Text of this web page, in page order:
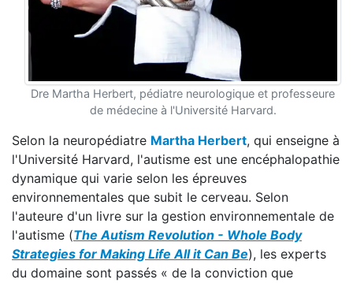
Dre Martha Herbert, pédiatre neurologique et professeure
de médecine à l'Université Harvard.
Selon la neuropédiatre Martha Herbert, qui enseigne à
l'Université Harvard, l'autisme est une encéphalopathie
dynamique qui varie selon les épreuves
environnementales que subit le cerveau. Selon
l'auteure d'un livre sur la gestion environnementale de
l'autisme (The Autism Revolution - Whole Body
Strategies for Making Life All it Can Be), les experts
du domaine sont passés « de la conviction que